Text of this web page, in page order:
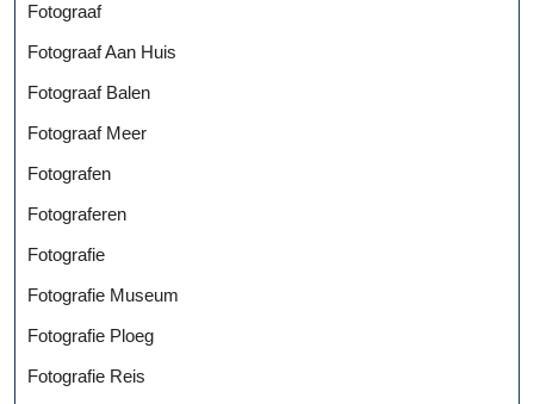
Fotograaf
Fotograaf Aan Huis
Fotograaf Balen
Fotograaf Meer
Fotografen
Fotograferen
Fotografie
Fotografie Museum
Fotografie Ploeg
Fotografie Reis